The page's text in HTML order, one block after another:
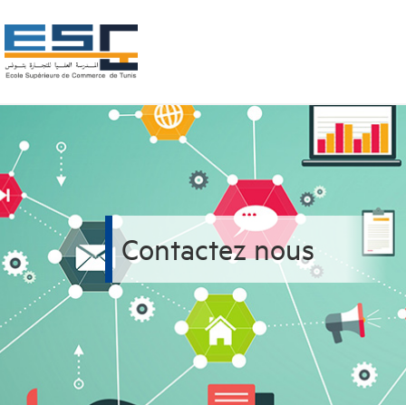
Contactez nous